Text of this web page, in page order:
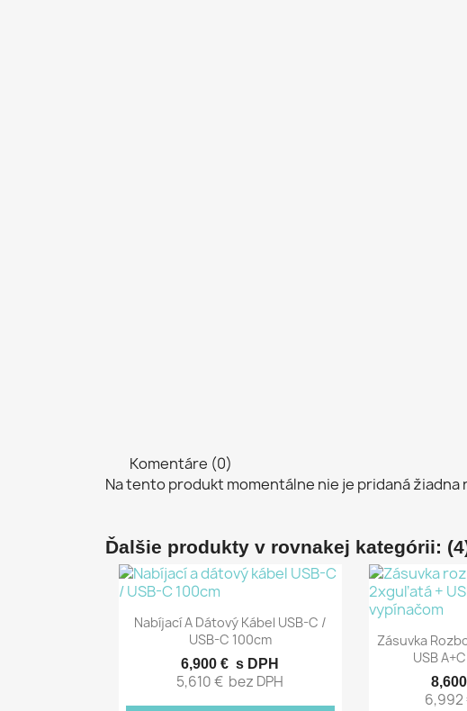
Komentáre (0)
Na tento produkt momentálne nie je pridaná žiadna
Ďalšie produkty v rovnakej kategórii:
Rýchly náhľad
Nabíjací A Dátový Kábel USB-C /
USB-C 100cm
6,900 € s DPH
5,610 € bez DPH

Zásuvka
USB
6,992